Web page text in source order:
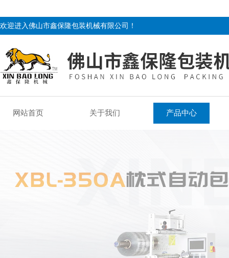
欢迎进入佛山市鑫保隆包装机械有限公司！
网站首页 关于我们 产品中心